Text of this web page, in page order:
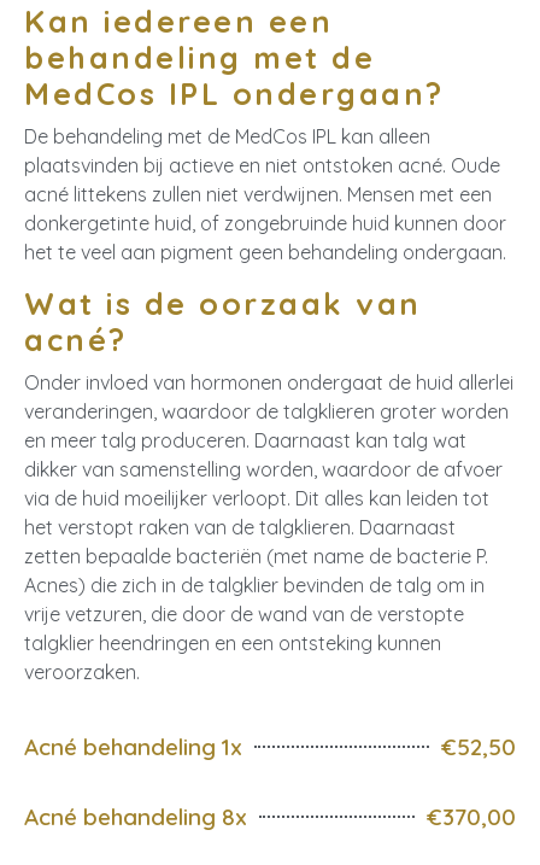
Kan iedereen een
behandeling met de
MedCos IPL ondergaan?
De behandeling met de MedCos IPL kan alleen
plaatsvinden bij actieve en niet ontstoken acné. Oude
acné littekens zullen niet verdwijnen. Mensen met een
donkergetinte huid, of zongebruinde huid kunnen door
het te veel aan pigment geen behandeling ondergaan.
Wat is de oorzaak van
acné?
Onder invloed van hormonen ondergaat de huid allerlei
veranderingen, waardoor de talgklieren groter worden
en meer talg produceren. Daarnaast kan talg wat
dikker van samenstelling worden, waardoor de afvoer
via de huid moeilijker verloopt. Dit alles kan leiden tot
het verstopt raken van de talgklieren. Daarnaast
zetten bepaalde bacteriën (met name de bacterie P.
Acnes) die zich in de talgklier bevinden de talg om in
vrije vetzuren, die door de wand van de verstopte
talgklier heendringen en een ontsteking kunnen
veroorzaken.
Acné behandeling 1x €52,50
Acné behandeling 8x €370,00